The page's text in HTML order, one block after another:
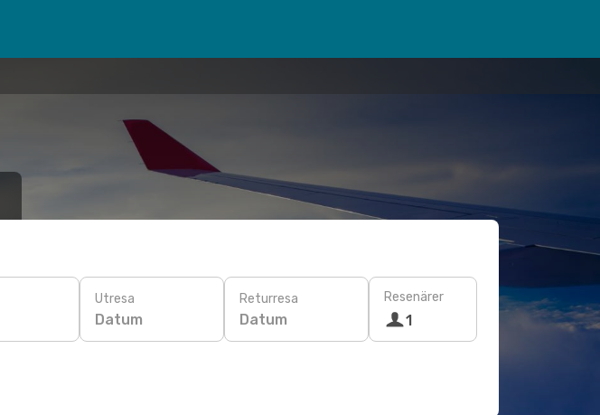
Utresa
Datum
Returresa
Datum
Resenärer
1